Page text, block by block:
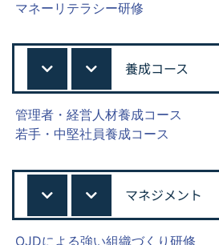
マネーリテラシー研修
養成コース
管理者・経営人材養成コース
若手・中堅社員養成コース
マネジメント
OJDによる強い組織づくり研修